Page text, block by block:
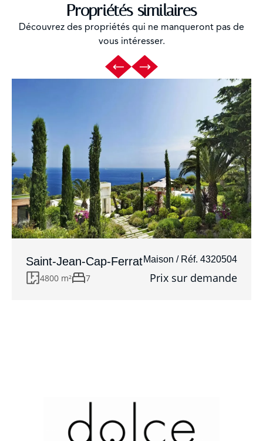
Propriétés similaires
Découvrez des propriétés qui ne manqueront pas de
vous intéresser.
Saint-Jean-Cap-FerratMaison / Réf. 4320504
4800 m² 7 Prix sur demande